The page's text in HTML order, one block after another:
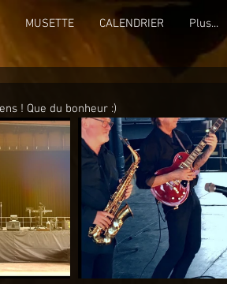
MUSETTE CALENDRIER Plus...
! Que du bonheur :)